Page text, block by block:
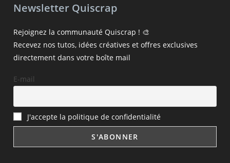
Newsletter Quiscrap
Rejoignez la communauté Quiscrap ! 🎨
Recevez nos tutos, idées créatives et offres exclusives
directement dans votre boîte mail
E-mail
J'accepte la politique de confidentialité